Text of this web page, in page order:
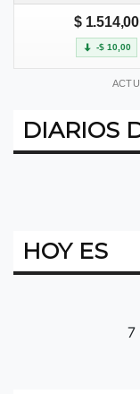
$ 1.514,00
-$ 10,00
DIARIOS
HOY ES
7